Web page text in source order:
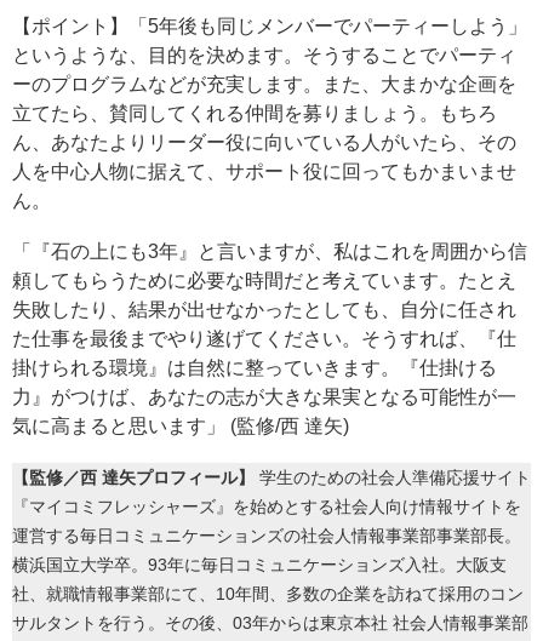
【ポイント】「5年後も同じメンバーでパーティーしよう」
というような、目的を決めます。そうすることでパーティ
ーのプログラムなどが充実します。また、大まかな企画を
立てたら、賛同してくれる仲間を募りましょう。もちろ
ん、あなたよりリーダー役に向いている人がいたら、その
人を中心人物に据えて、サポート役に回ってもかまいませ
ん。
「『石の上にも3年』と言いますが、私はこれを周囲から信
頼してもらうために必要な時間だと考えています。たとえ
失敗したり、結果が出せなかったとしても、自分に任され
た仕事を最後までやり遂げてください。そうすれば、『仕
掛けられる環境』は自然に整っていきます。『仕掛ける
力』がつけば、あなたの志が大きな果実となる可能性が一
気に高まると思います」 (監修/西 達矢)
【監修／西 達矢プロフィール】
学生のための社会人準備応援サイト
『マイコミフレッシャーズ』を始めとする社会人向け情報サイトを
運営する毎日コミュニケーションズの社会人情報事業部事業部長。
横浜国立大学卒。93年に毎日コミュニケーションズ入社。大阪支
社、就職情報事業部にて、10年間、多数の企業を訪ねて採用のコン
サルタントを行う。その後、03年からは東京本社 社会人情報事業部